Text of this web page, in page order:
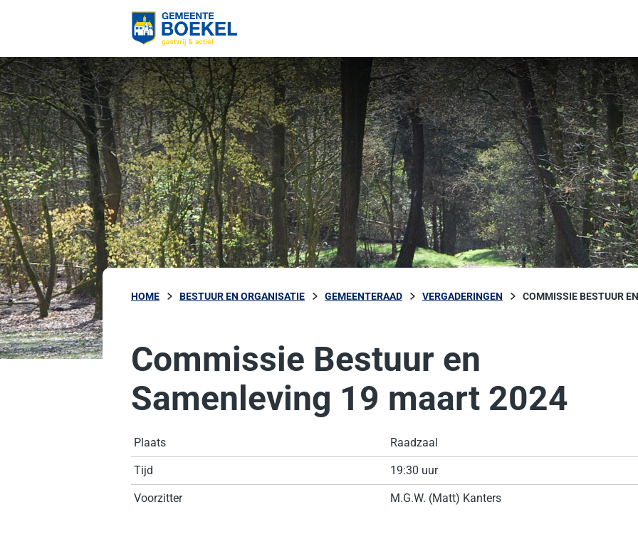
HOME BESTUUR EN ORGANISATIE GEMEENTERAAD VERGADERINGEN COMMISSIE BESTUUR
Commissie Bestuur en
Samenleving 19 maart 2024
Plaats Raadzaal
Tijd 19:30 uur
Voorzitter M.G.W. (Matt) Kanters